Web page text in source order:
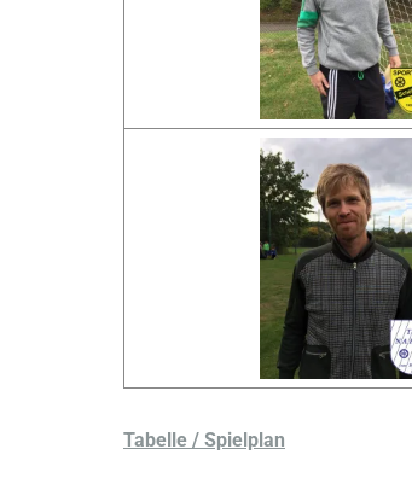
Tabelle / Spielplan